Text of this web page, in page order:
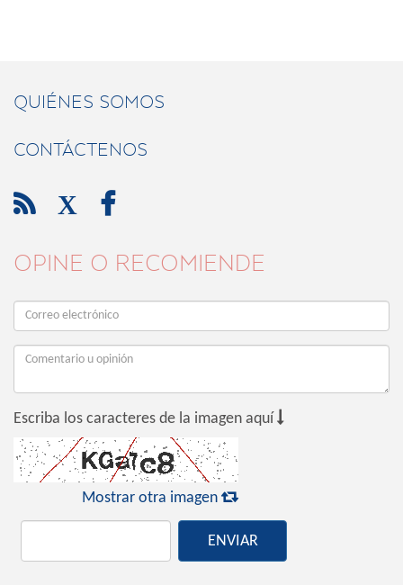
QUIÉNES SOMOS
CONTÁCTENOS
 X 
OPINE O RECOMIENDE
Escriba los caracteres de la imagen aquí 
Mostrar otra imagen 
ENVIAR